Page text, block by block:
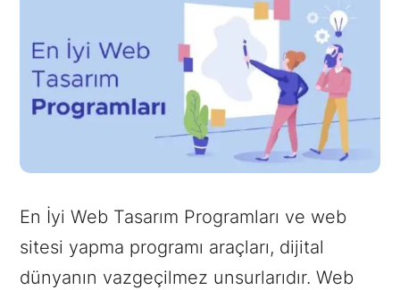
En İyi Web Tasarım Programları ve web
sitesi yapma programı araçları, dijital
dünyanın vazgeçilmez unsurlarıdır. Web